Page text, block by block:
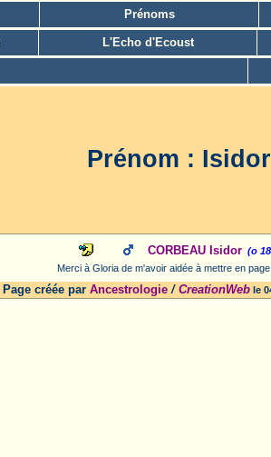
Prénoms
L'Echo d'Ecoust
Prénom : Isidor
CORBEAU Isidor (o
Merci à Gloria de m'avoir aidée à mettre en
Page créée par Ancestrologie/ CreationWeble